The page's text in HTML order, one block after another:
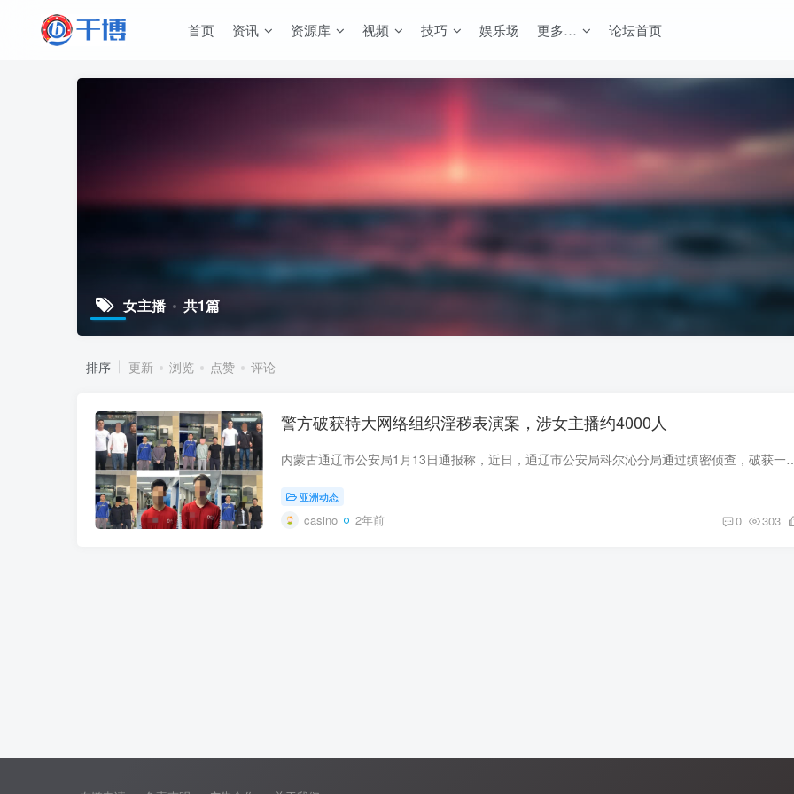
首页 资讯 资源库 视频 技巧 娱乐场 更多… 论坛首页
女主播 共1篇
排序 更新 浏览 点赞 评论
警方破获特大网络组织淫秽表演案，涉女主播约4000人
内蒙古通辽市公安局1月13日通报称，近日，通辽市公安局科尔沁分局通过缜密侦查
亚洲动态
casino 2年前 0 303